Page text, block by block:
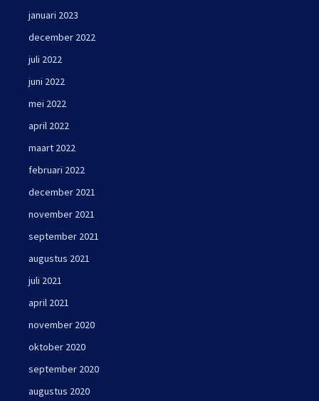
januari 2023
december 2022
juli 2022
juni 2022
mei 2022
april 2022
maart 2022
februari 2022
december 2021
november 2021
september 2021
augustus 2021
juli 2021
april 2021
november 2020
oktober 2020
september 2020
augustus 2020